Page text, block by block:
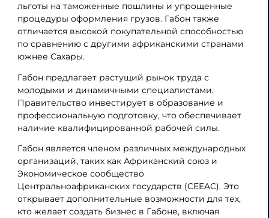
льготы на таможенные пошлины и упрощенные
процедуры оформления грузов. Габон также
отличается высокой покупательной способностью
по сравнению с другими африканскими странами
южнее Сахары.
Габон предлагает растущий рынок труда с
молодыми и динамичными специалистами.
Правительство инвестирует в образование и
профессиональную подготовку, что обеспечивает
наличие квалифицированной рабочей силы.
Габон является членом различных международных
организаций, таких как Африканский союз и
Экономическое сообщество
Центральноафриканских государств (CEEAC). Это
открывает дополнительные возможности для тех,
кто желает создать бизнес в Габоне, включая